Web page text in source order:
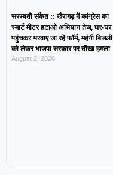
सरस्वती संकेत :: खैरागढ़ में कांग्रेस का
स्मार्ट मीटर हटाओ अभियान तेज, घर-घर
पहुंचकर भरवाए जा रहे फॉर्म, महंगी बिजली
को लेकर भाजपा सरकार पर तीखा हमला
August 2, 2026